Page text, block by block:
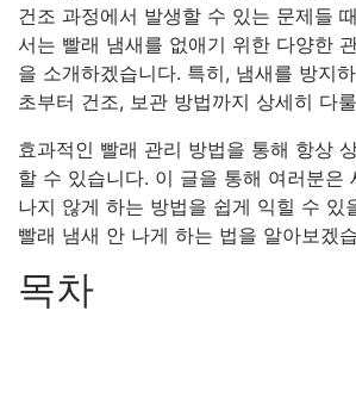
건조 과정에서 발생할 수 있는 문제들
서는 빨래 냄새를 없애기 위한 다양한
을 소개하겠습니다. 특히, 냄새를 방지
초부터 건조, 보관 방법까지 상세히 다
효과적인 빨래 관리 방법을 통해 항상
할 수 있습니다. 이 글을 통해 여러분은
나지 않게 하는 방법을 쉽게 익힐 수 있
빨래 냄새 안 나게 하는 법을 알아보겠
목차